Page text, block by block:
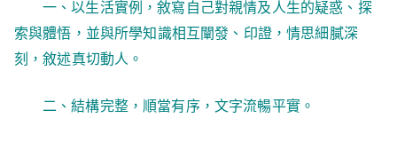
一、以生活實例，敘寫自己對親情及人生的疑惑、探
索與體悟，並與所學知識相互闡發、印證，情思細膩深
刻，敘述真切動人。
二、結構完整，順當有序，文字流暢平實。